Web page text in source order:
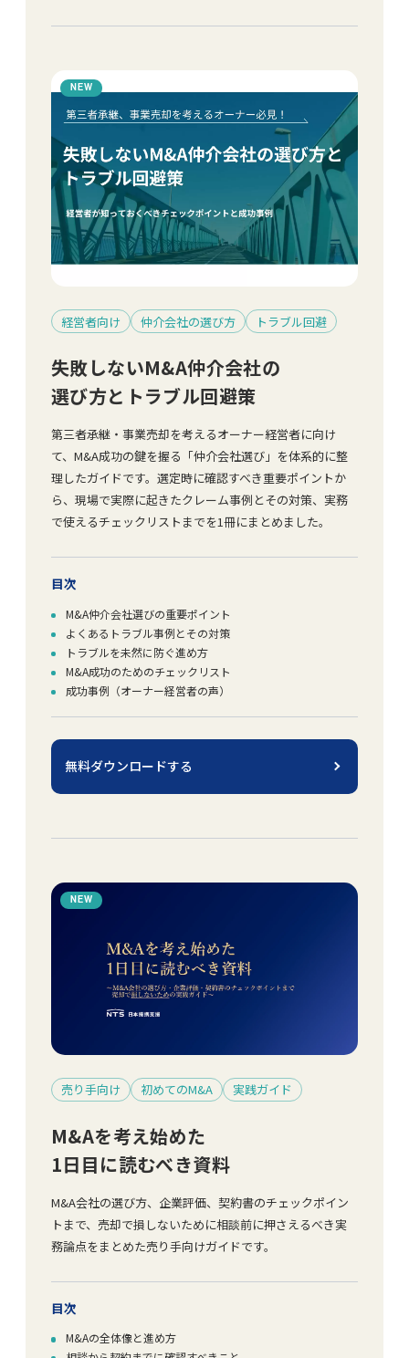
NEW
経営者向け 仲介会社の選び方 トラブル回避
失敗しないM&A仲介会社の
選び方とトラブル回避策
第三者承継・事業売却を考えるオーナー経営者に向け
て、M&A成功の鍵を握る「仲介会社選び」を体系的に整
理したガイドです。選定時に確認すべき重要ポイントか
ら、現場で実際に起きたクレーム事例とその対策、実務
で使えるチェックリストまでを1冊にまとめました。
目次
M&A仲介会社選びの重要ポイント
よくあるトラブル事例とその対策
トラブルを未然に防ぐ進め方
M&A成功のためのチェックリスト
成功事例（オーナー経営者の声）
無料ダウンロードする
NEW
売り手向け 初めてのM&A 実践ガイド
M&Aを考え始めた
1日目に読むべき資料
M&A会社の選び方、企業評価、契約書のチェックポイン
トまで、売却で損しないために相談前に押さえるべき実
務論点をまとめた売り手向けガイドです。
目次
M&Aの全体像と進め方